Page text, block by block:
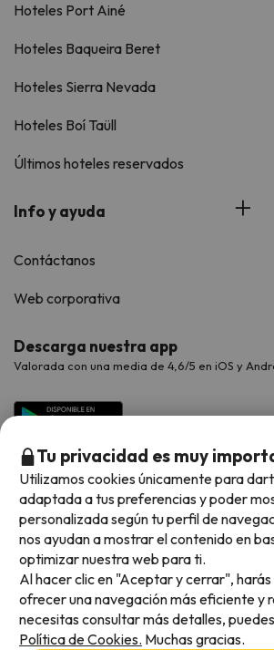
Hoteles Port Ainé
Hoteles Baqueira Beret
Hoteles Sierra Nevada
Hoteles Boí Taüll
Últimos hoteles reservados
Info y ayuda
Contáctanos
Web corporativa
Descarga nuestra app
Valorada con una media de 4,6/5 en iOS y
Métodos de pago disponibles
Tu privacidad es muy
Utilizamos cookies únicamente para
adaptada a tus preferencias y poder
personalizada según tu perfil de
nos ayudan a mostrar el contenido en
optimizar nuestra web para ti.
Al hacer clic en "Aceptar y cerrar",
ofrecer una navegación más eficiente y
necesitas consultar más detalles,
Política de Cookies. Muchas gracias.